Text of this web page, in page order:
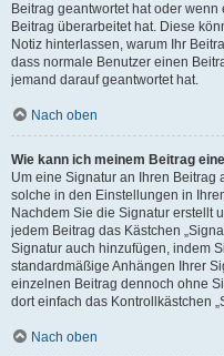
Beitrag geantwortet hat oder
Beitrag überarbeitet hat. Diese
Notiz hinterlassen, warum Ihr
dass normale Benutzer einen
jemand darauf geantwortet hat.
Nach oben
Wie kann ich meinem Beitrag
Um eine Signatur an Ihren Beitrag
solche in den Einstellungen in
Nachdem Sie die Signatur erstellt
jedem Beitrag das Kästchen
Signatur auch hinzufügen, indem
standardmäßige Anhängen Ihrer
einzelnen Beitrag dennoch ohne
dort einfach das Kontrollkästchen
Nach oben